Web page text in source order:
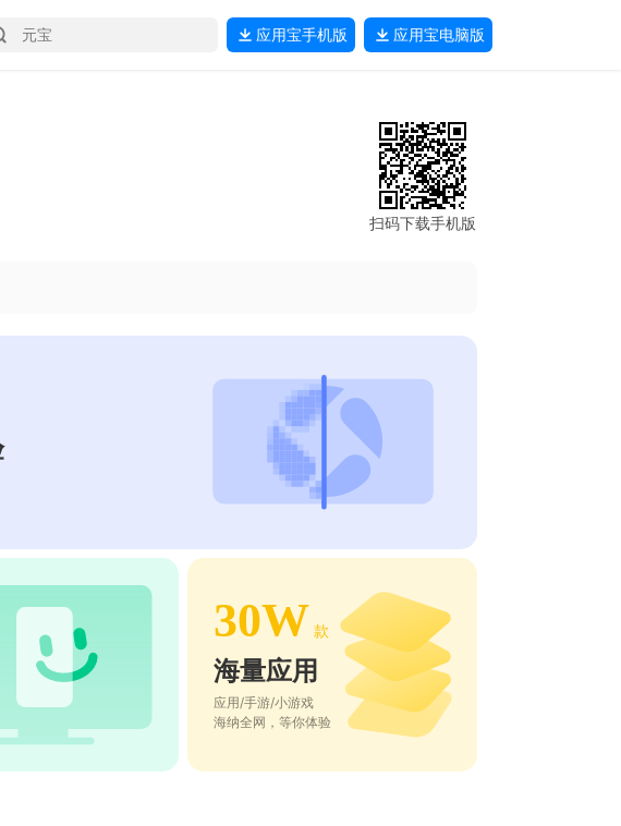
应用宝手机版 应用宝电脑版
扫码下载手机版
30W 款
海量应用
应用/手游/小游戏
海纳全网，等你体验